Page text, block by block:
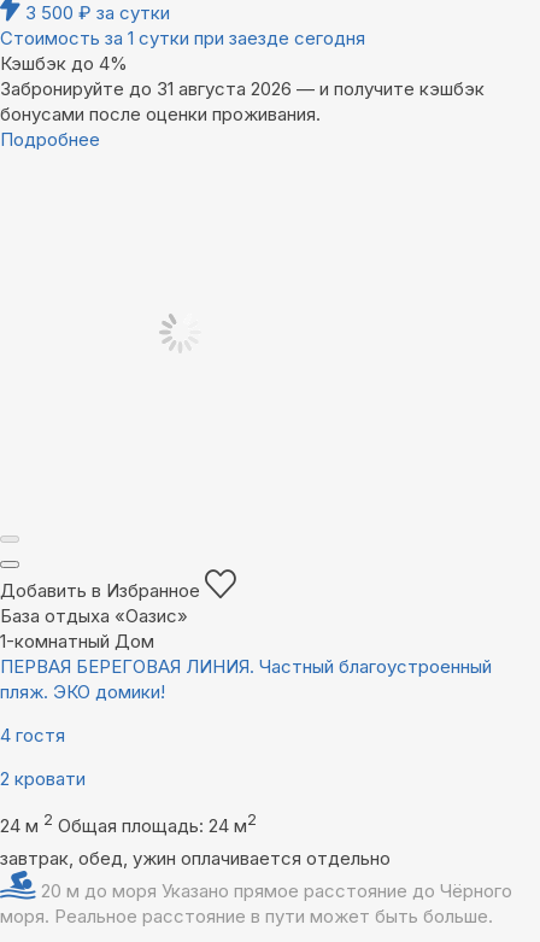
3 500 ₽ за сутки
Стоимость за 1 сутки при заезде сегодня
Кэшбэк до 4%
Забронируйте до 31 августа 2026 — и получите кэшбэк
бонусами после оценки проживания.
Подробнее
Добавить в Избранное
База отдыха «Оазис»
1-комнатный Дом
ПЕРВАЯ БЕРЕГОВАЯ ЛИНИЯ. Частный благоустроенный
пляж. ЭКО домики!
4 гостя
2 кровати
24 м 2 Общая площадь: 24 м2
завтрак, обед, ужин оплачивается отдельно
20 м до моря Указано прямое расстояние до Чёрного
моря. Реальное расстояние в пути может быть больше.